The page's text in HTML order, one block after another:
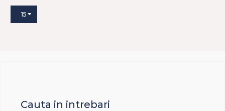
15
Cauta in intrebari